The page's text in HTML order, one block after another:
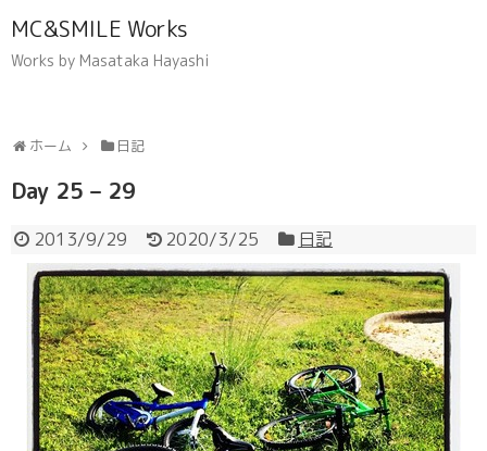
MC&SMILE Works
Works by Masataka Hayashi
ホーム 日記
Day 25 – 29
2013/9/29 2020/3/25 日記